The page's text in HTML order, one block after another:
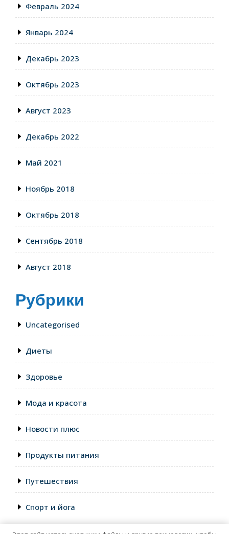
Февраль 2024
Январь 2024
Декабрь 2023
Октябрь 2023
Август 2023
Декабрь 2022
Май 2021
Ноябрь 2018
Октябрь 2018
Сентябрь 2018
Август 2018
Рубрики
Uncategorised
Диеты
Здоровье
Мода и красота
Новости плюс
Продукты питания
Путешествия
Спорт и йога